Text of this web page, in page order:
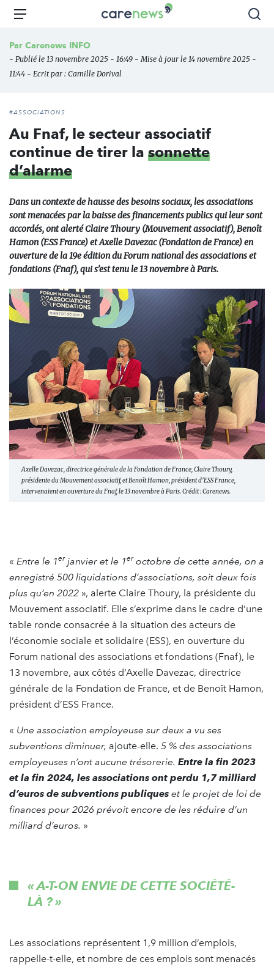
Aller
principal
Carenews,
des
acteurs
Menu
Par Carenews INFO
- Publié le 13 novembre 2025 - 16:49 - Mise à jour le 14 novembre 2025 -
11:44 - Ecrit par : Camille Dorival
#ASSOCIATIONS
Au Fnaf, le secteur associatif
continue de tirer la sonnette
d’alarme
Dans un contexte de hausse des besoins sociaux, les associations
sont menacées par la baisse des financements publics qui leur sont
accordés, ont alerté Claire Thoury (Mouvement associatif), Benoît
Hamon (ESS France) et Axelle Davezac (Fondation de France) en
ouverture de la 19e édition du Forum national des associations et
fondations (Fnaf), qui s’est tenu le 13 novembre à Paris.
Axelle Davezac, directrice générale de la Fondation de France, Claire Thoury,
présidente du Mouvement associatif, et Benoît Hamon, président d'ESS France,
intervenaient en ouverture du Fnaf, le 13 novembre à Paris. Crédit : Carenews.
« Entre le 1erjanvier et le 1eroctobre de cette année, on a
enregistré 500 liquidations d’associations, soit deux fois
plus qu’en 2022 », alerte Claire Thoury, la présidente du
Mouvement associatif. Elle s’exprime dans le cadre d’une
table ronde consacrée à la situation des acteurs de
l’économie sociale et solidaire (ESS), en ouverture du
Forum national des associations et fondations (Fnaf), le
13 novembre, aux côtés d’Axelle Davezac, directrice
générale de la Fondation de France, et de Benoît Hamon,
président d’ESS France.
« Une association employeuse sur deux a vu ses
subventions diminuer, ajoute-elle. 5 % des associations
employeuses n’ont aucune trésorerie. Entre la fin 2023
et la fin 2024, les associations ont perdu 1,7 milliard
d’euros de subventions publiques et le projet de loi de
finances pour 2026 prévoit encore de les réduire d’un
milliard d’euros. »
« A-T-ON ENVIE DE CETTE SOCIÉTÉ-
LÀ ? »
Les associations représentent 1,9 million d’emplois,
rappelle-t-elle, et nombre de ces emplois sont menacés